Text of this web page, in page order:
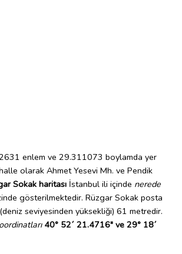
enlem ve 29.311073 boylamda yer
olarak Ahmet Yesevi Mh. ve Pendik
Sokak haritası İstanbul ili içinde nerede
gösterilmektedir. Rüzgar Sokak posta
seviyesinden yüksekliği) 61 metredir.
40° 52´ 21.4716" ve 29° 18´